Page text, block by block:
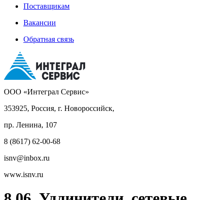
Поставщикам
Вакансии
Обратная связь
ООО «Интеграл Сервис»
353925, Россия, г. Новороссийск,
пр. Ленина, 107
8 (8617) 62-00-68
isnv@inbox.ru
www.isnv.ru